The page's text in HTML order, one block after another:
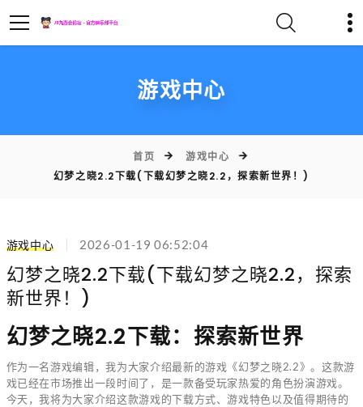
游戏中心
首页
游戏中心
幻梦之晓2.2下载(下载幻梦之晓2.2，探索新世界！)
游戏中心 2026-01-19 06:52:04
幻梦之晓2.2下载(下载幻梦之晓2.2，探索
新世界！)
幻梦之晓2.2下载：探索新世界
作为一名游戏编辑，我为大家介绍最新的游戏《幻梦之晓2.2》。这款游
戏已经在市场推出一段时间了，是一款备受玩家热爱的角色扮演游戏。
今天，我将为大家介绍这款游戏的下载方式、游戏特色以及值得期待的